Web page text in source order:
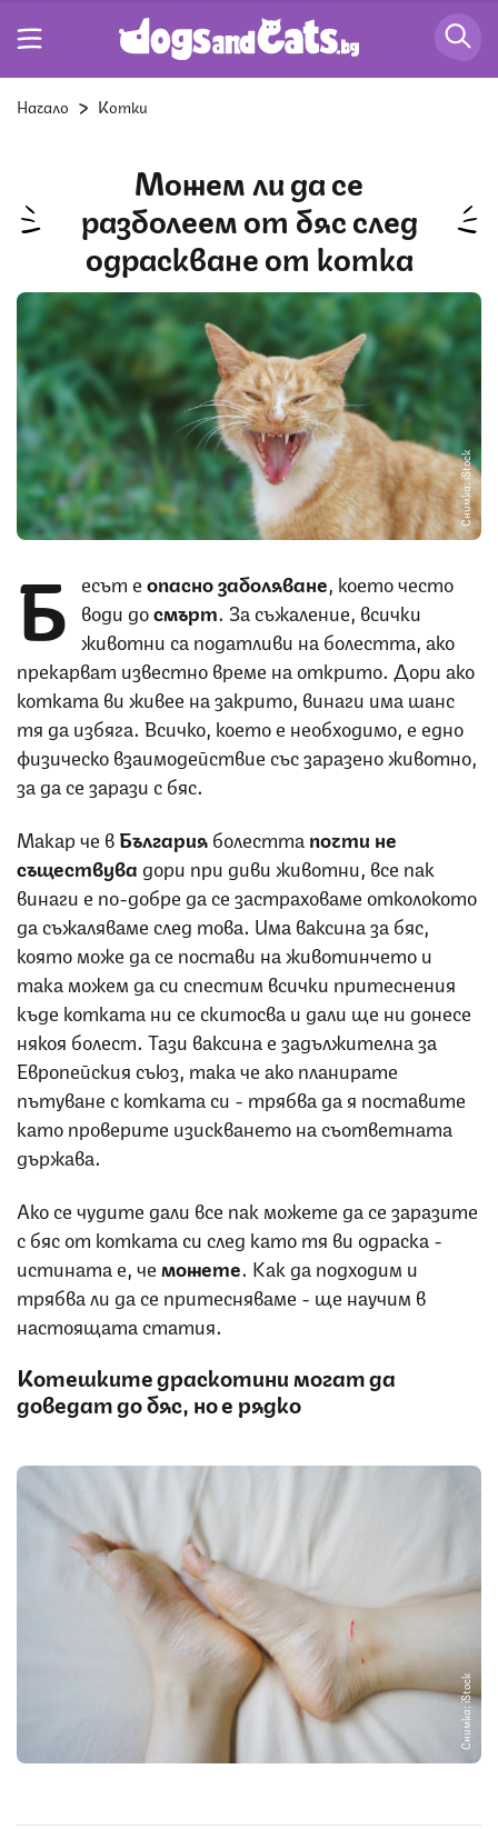
Начало Котки
Можем ли да се
разболеем от бяс след
одраскване от котка
Снимка: iStock
Б есът еопасно заболяване , което често
води досмърт. За съжаление, всички
животни са податливи на болестта, ако
прекарват известно време на открито. Дори ако
котката ви живее на закрито, винаги има шанс
тя да избяга. Всичко, което е необходимо, е едно
физическо взаимодействие със заразено животно,
за да се зарази с бяс.
Макар че вБългарияболестта почти не
съществувадори при диви животни, все пак
винаги е по-добре да се застраховаме отколокото
да съжаляваме след това. Има ваксина за бяс,
която може да се постави на животинчето и
така можем да си спестим всички притеснения
къде котката ни се скитосва и дали ще ни донесе
някоя болест. Тази ваксина е задължителна за
Европейския съюз, така че ако планирате
пътуване с котката си - трябва да я поставите
като проверите изискването на съответната
държава.
Ако се чудите дали все пак можете да се заразите
с бяс от котката си след като тя ви одраска -
истината е, чеможете. Как да подходим и
трябва ли да се притесняваме - ще научим в
настоящата статия.
Котешките драскотини могат да
доведат до бяс, но е рядко
Снимка: iStock